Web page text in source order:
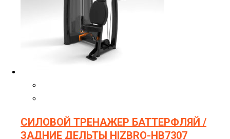
СИЛОВОЙ ТРЕНАЖЕР БАТТЕРФЛЯЙ /
ЗАДНИЕ ДЕЛЬТЫ HIZBRO-HB7307